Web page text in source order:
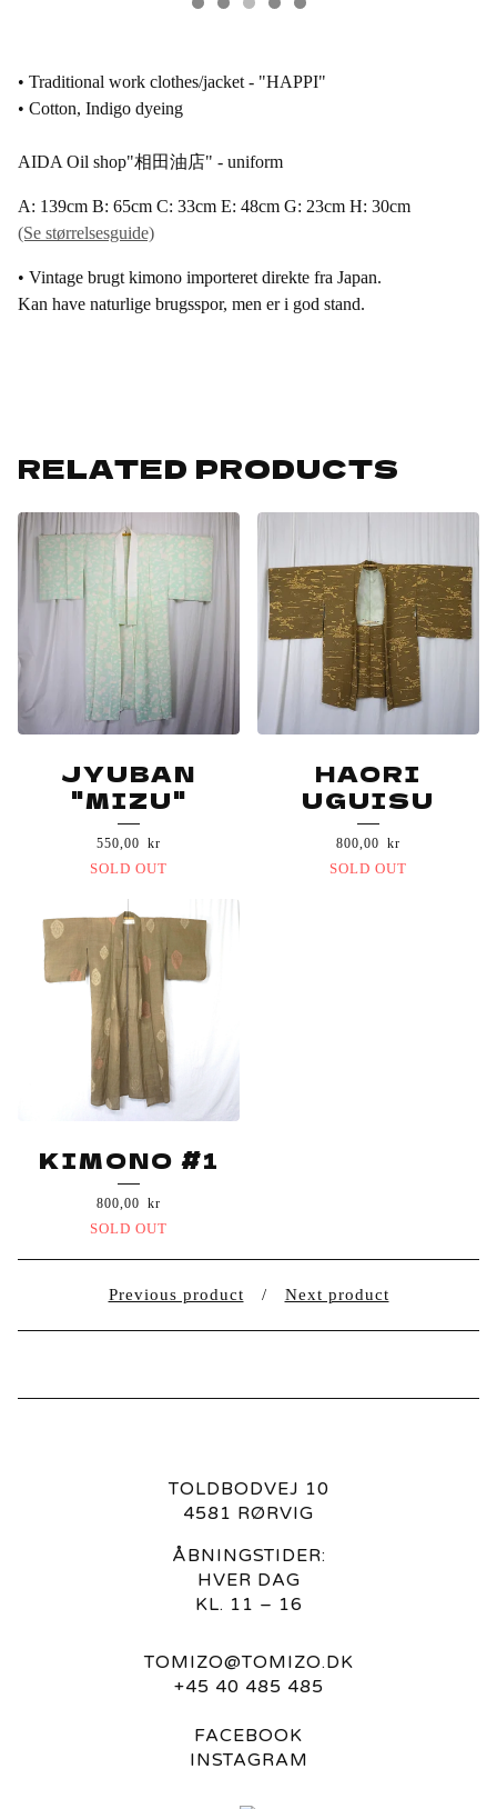
• Traditional work clothes/jacket - "HAPPI"
• Cotton, Indigo dyeing
AIDA Oil shop"相田油店" - uniform
A: 139cm B: 65cm C: 33cm E: 48cm G: 23cm H: 30cm
(Se størrelsesguide)
• Vintage brugt kimono importeret direkte fra Japan.
Kan have naturlige brugsspor, men er i god stand.
RELATED PRODUCTS
JYUBAN
"MIZU"
550,00 kr
SOLD OUT
HAORI
UGUISU
800,00 kr
SOLD OUT
KIMONO #1
800,00 kr
SOLD OUT
Previous product Next product
TOLDBODVEJ 10
4581 RØRVIG
ÅBNINGSTIDER:
HVER DAG
KL. 11 – 16
TOMIZO@TOMIZO.DK
+45 40 485 485
FACEBOOK
INSTAGRAM